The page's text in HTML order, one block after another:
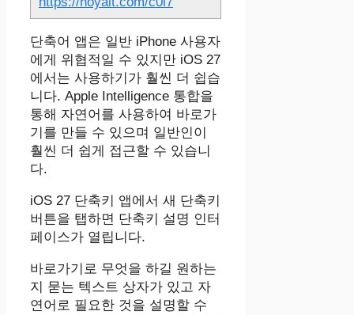
단축어 앱은 일반 iPhone 사용자
에게 위협적일 수 있지만 iOS 27
에서는 사용하기가 훨씬 더 쉽습
니다. Apple Intelligence 통합을
통해 자연어를 사용하여 바로가
기를 만들 수 있으며 일반인이
훨씬 더 쉽게 접근할 수 있습니
다.
iOS 27 단축키 앱에서 새 단축키
버튼을 탭하면 단축키 설명 인터
페이스가 열립니다.
바로가기로 무엇을 하길 원하는
지 묻는 텍스트 상자가 있고 자
연어로 필요한 것을 설명할 수